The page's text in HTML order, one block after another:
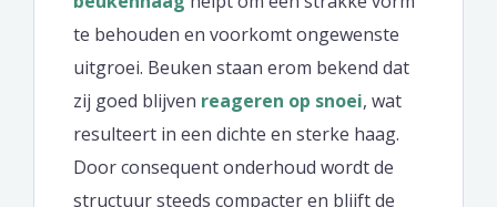
te behouden en voorkomt ongewenste
uitgroei. Beuken staan erom bekend dat
zij goed blijven reageren op snoei, wat
resulteert in een dichte en sterke haag.
Door consequent onderhoud wordt de
structuur steeds compacter en blijft de